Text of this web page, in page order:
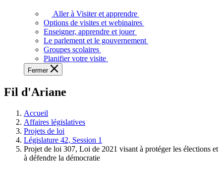
voir,
apprendre
et
à
à
législative.
Aller à Visiter et apprendre
Options de visites et webinaires
Enseigner, apprendre et jouer
Le parlement et le gouvernement
Groupes scolaires
Planifier votre visite
Fermer
Fil d'Ariane
Accueil
Affaires législatives
Projets de loi
Législature 42, Session 1
Projet de loi 307, Loi de 2021 visant à protéger les élections et
à défendre la démocratie